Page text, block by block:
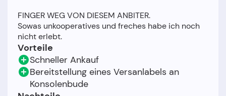
FINGER WEG VON DIESEM ANBITER.
Sowas unkooperatives und freches habe ich noch
Vorteile
Schneller Ankauf
Bereitstellung eines Versanlabels an
Konsolenbude